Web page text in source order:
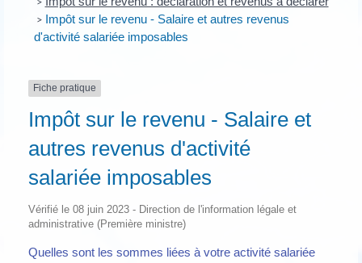
>
>
Impôt sur le revenu - Salaire et autres revenus
d'activité salariée imposables
Fiche pratique
Impôt sur le revenu - Salaire et
autres revenus d'activité
salariée imposables
Vérifié le 08 juin 2023 - Direction de l'information légale et
administrative (Première ministre)
Quelles sont les sommes liées à votre activité salariée